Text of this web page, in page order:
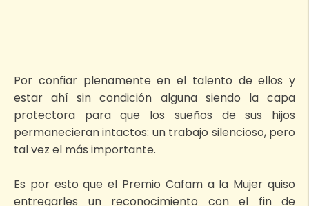
Por confiar plenamente en el talento de ellos y
estar ahí sin condición alguna siendo la capa
protectora para que los sueños de sus hijos
permanecieran intactos: un trabajo silencioso, pero
tal vez el más importante.
Es por esto que el Premio Cafam a la Mujer quiso
entregarles un reconocimiento con el fin de